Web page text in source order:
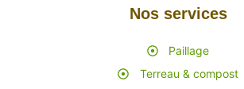
Nos services
Paillage
Terreau & compost